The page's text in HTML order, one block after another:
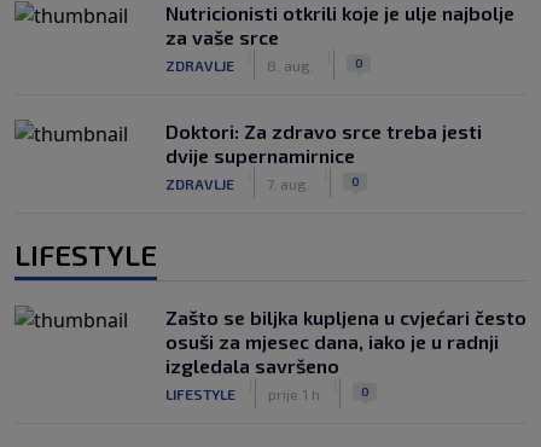
Nutricionisti otkrili koje je ulje najbolje
za vaše srce
ZDRAVLJE 8. aug. 0
Doktori: Za zdravo srce treba jesti
dvije supernamirnice
ZDRAVLJE 7. aug. 0
LIFESTYLE
Zašto se biljka kupljena u cvjećari često
osuši za mjesec dana, iako je u radnji
izgledala savršeno
LIFESTYLE prije 1 h 0